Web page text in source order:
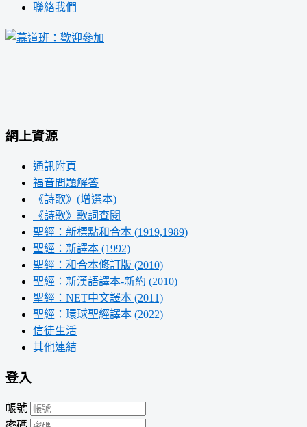
聯絡我們
網上資源
通訊附頁
福音問題解答
《詩歌》(增選本)
《詩歌》歌詞查閱
聖經：新標點和合本 (1919,1989)
聖經：新譯本 (1992)
聖經：和合本修訂版 (2010)
聖經：新漢語譯本-新約 (2010)
聖經：NET中文譯本 (2011)
聖經：環球聖經譯本 (2022)
信徒生活
其他連結
登入
帳號